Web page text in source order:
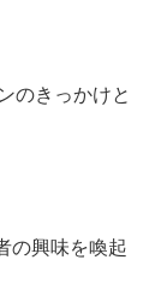
のきっかけと
の興味を喚起